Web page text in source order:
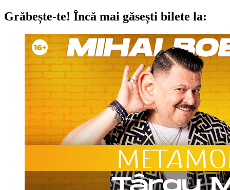
Grăbește-te! Încă mai găsești bilete la: